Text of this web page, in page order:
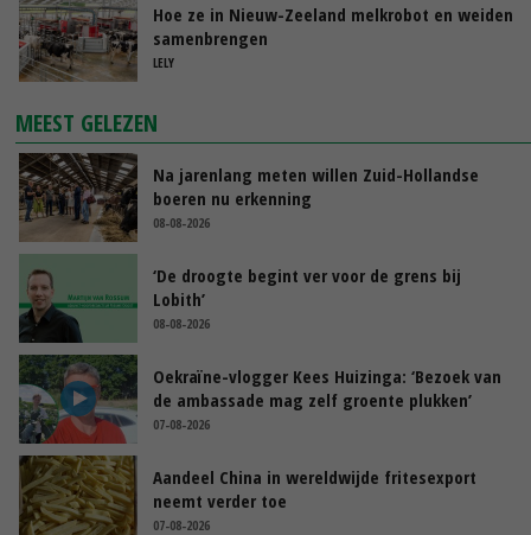
Hoe ze in Nieuw-Zeeland melkrobot en weiden
samenbrengen
LELY
MEEST GELEZEN
Na jarenlang meten willen Zuid-Hollandse
boeren nu erkenning
08-08-2026
‘De droogte begint ver voor de grens bij
Lobith’
08-08-2026
Oekraïne-vlogger Kees Huizinga: ‘Bezoek van
de ambassade mag zelf groente plukken’
07-08-2026
Aandeel China in wereldwijde fritesexport
neemt verder toe
07-08-2026